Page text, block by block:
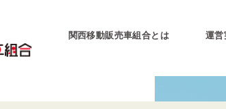
関西移動販売車組合とは
関西移動販売車組合とは
運営